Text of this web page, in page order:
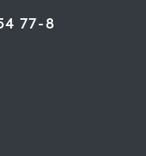
77-8